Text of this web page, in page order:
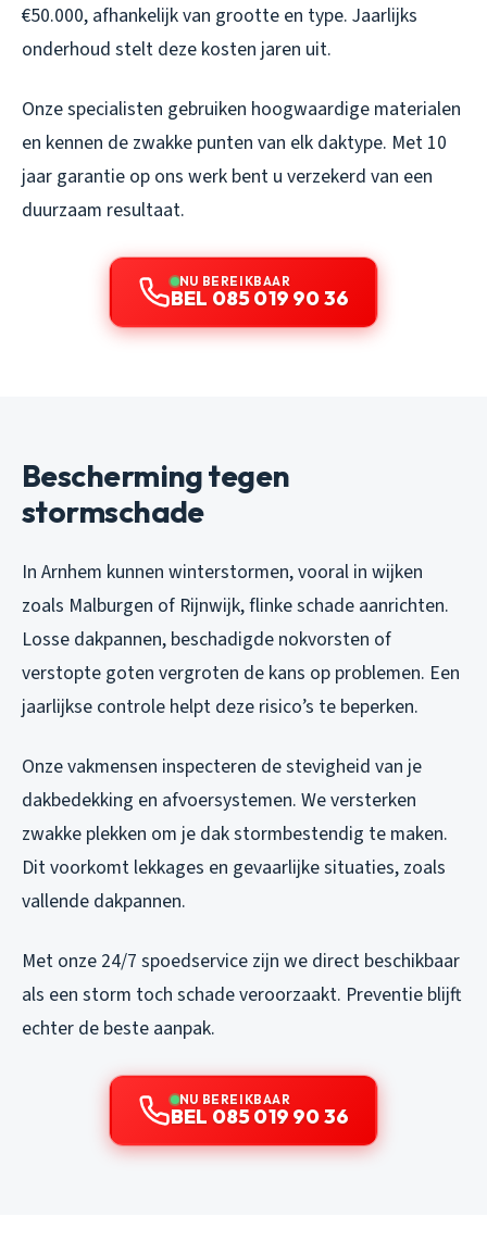
€50.000, afhankelijk van grootte en type. Jaarlijks
onderhoud stelt deze kosten jaren uit.
Onze specialisten gebruiken hoogwaardige materialen
en kennen de zwakke punten van elk daktype. Met 10
jaar garantie op ons werk bent u verzekerd van een
duurzaam resultaat.
NU BEREIKBAAR
BEL 085 019 90 36
Bescherming tegen
stormschade
In Arnhem kunnen winterstormen, vooral in wijken
zoals Malburgen of Rijnwijk, flinke schade aanrichten.
Losse dakpannen, beschadigde nokvorsten of
verstopte goten vergroten de kans op problemen. Een
jaarlijkse controle helpt deze risico’s te beperken.
Onze vakmensen inspecteren de stevigheid van je
dakbedekking en afvoersystemen. We versterken
zwakke plekken om je dak stormbestendig te maken.
Dit voorkomt lekkages en gevaarlijke situaties, zoals
vallende dakpannen.
Met onze 24/7 spoedservice zijn we direct beschikbaar
als een storm toch schade veroorzaakt. Preventie blijft
echter de beste aanpak.
NU BEREIKBAAR
BEL 085 019 90 36